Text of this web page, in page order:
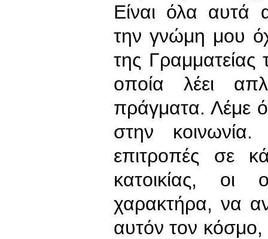
Είναι όλα αυτά
την γνώμη μου
της
οποία λέει
πράγματα. Λέμε
στην
επιτροπές σε
κατοικίας, οι
χαρακτήρα, να
αυτόν τον κόσμο,